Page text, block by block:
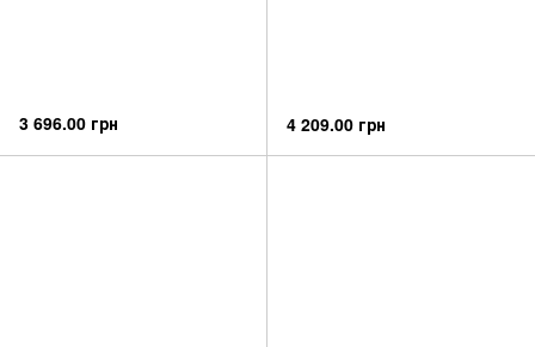
3 696.00 грн 4 209.00 грн